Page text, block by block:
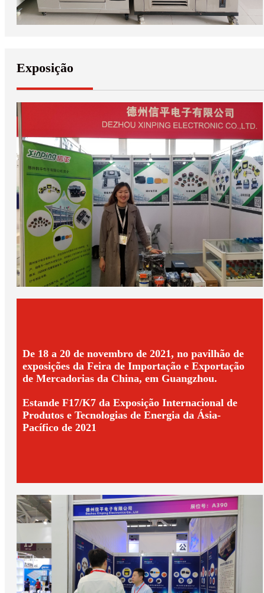
Exposição
De 18 a 20 de novembro de 2021, no pavilhão de
exposições da Feira de Importação e Exportação
de Mercadorias da China, em Guangzhou.
Estande F17/K7 da Exposição Internacional de
Produtos e Tecnologias de Energia da Ásia-
Pacífico de 2021